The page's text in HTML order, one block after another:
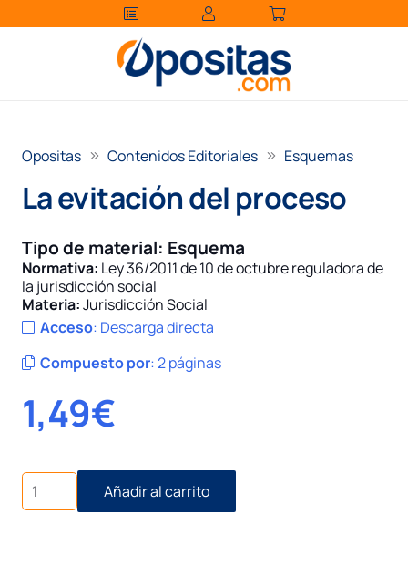
Opositas Contenidos Editoriales Esquemas
La evitación del proceso
Tipo de material: Esquema
Normativa: Ley 36/2011 de 10 de octubre reguladora de
la jurisdicción social
Materia:Jurisdicción Social
Acceso: Descarga directa
Compuesto por:2 páginas
1,49€
La
evitación
del
Añadir al carrito